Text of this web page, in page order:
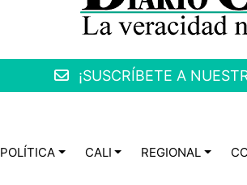
¡SUSCRÍBETE A
POLÍTICA CALI REGIONAL